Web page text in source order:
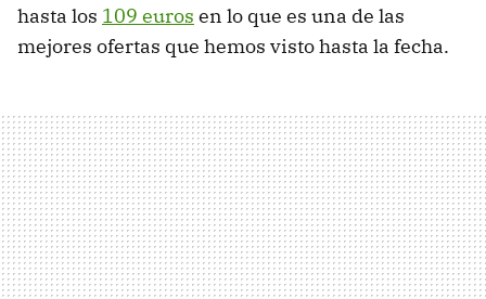
hasta los 109 euros en lo que es una de las
mejores ofertas que hemos visto hasta la fecha.